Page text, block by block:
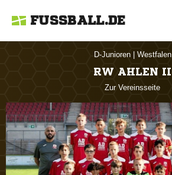
FUSSBALL.DE
D-Junioren Westfalen
RW AHLEN II
Zur Vereinsseite